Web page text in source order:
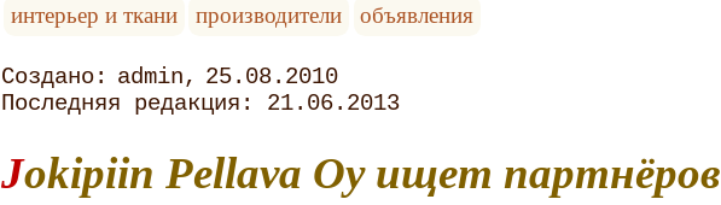
интерьер и ткани
производители объявления
admin
25.08.2010
21.06.2013
Jokipiin Pellava Oy ищет партнёров